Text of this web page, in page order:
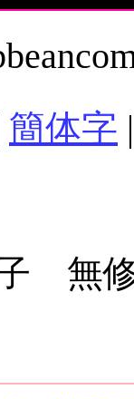
簡体字 |
子 無